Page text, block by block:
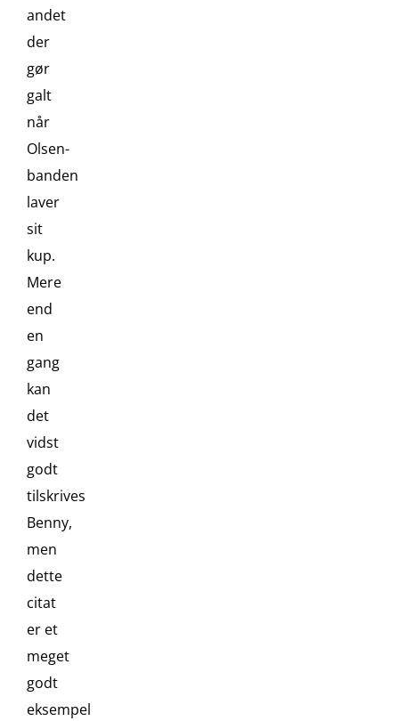
andet
der
gør
galt
når
Olsen-
banden
laver
sit
kup.
Mere
end
en
gang
kan
det
vidst
godt
tilskrives
Benny,
men
dette
citat
er et
meget
godt
eksempel